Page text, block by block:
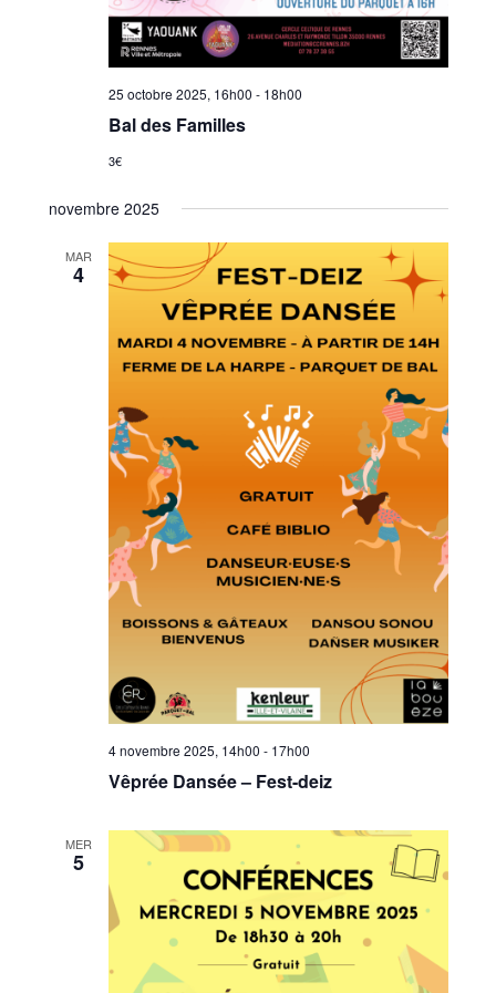
25 octobre 2025, 16h00 - 18h00
Bal des Familles
3€
novembre 2025
MAR
4
4 novembre 2025, 14h00 - 17h00
Vêprée Dansée – Fest-deiz
MER
5